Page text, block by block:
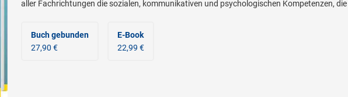
aller Fachrichtungen die sozialen, kommunikativen und psychologischen Kompetenzen,
Buch gebunden
27,90 €
E-Book
22,99 €